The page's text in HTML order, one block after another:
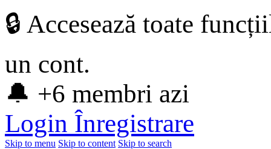
🔒 Accesează toate
un cont.
🔔 +6 membri azi
Login Înregistrare
Skip to menu Skip to content Skip to search